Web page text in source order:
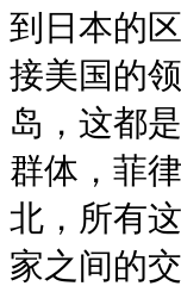
到日本的
接美国的
岛，这都
群体，菲
北，所有
家之间的